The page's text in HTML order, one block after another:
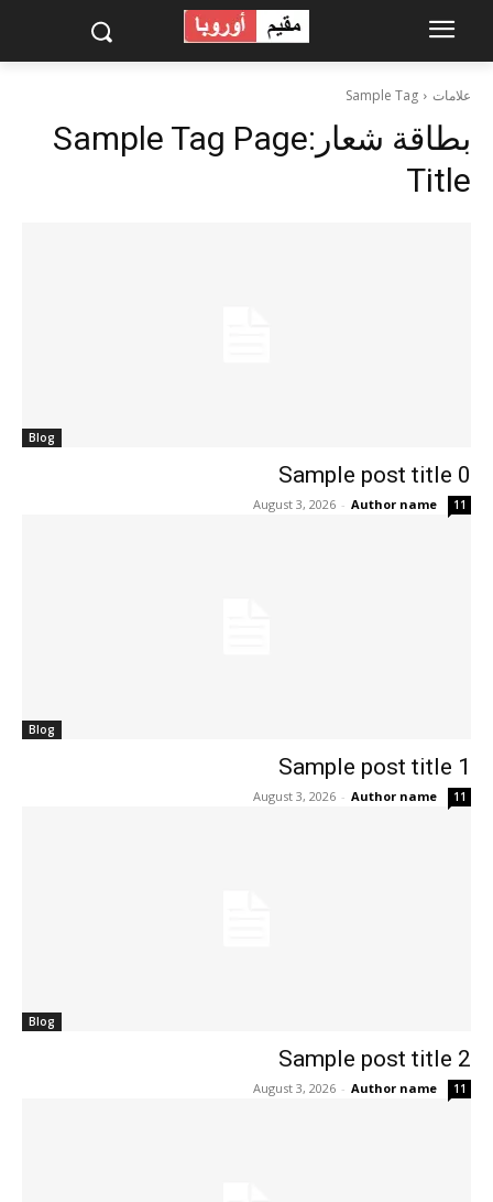
علامات Sample Tag
بطاقة شعار:Sample Tag Page
Title
Blog
Sample post title 0
Author name
-
August 3, 2026 11
Blog
Sample post title 1
Author name
-
August 3, 2026 11
Blog
Sample post title 2
Author name
-
August 3, 2026 11